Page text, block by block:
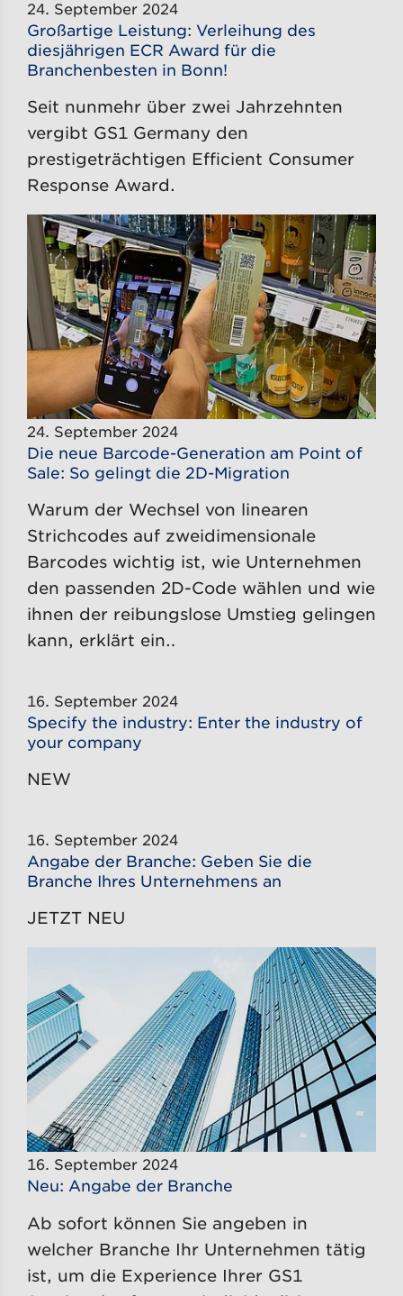
24. September 2024
Großartige Leistung: Verleihung des
diesjährigen ECR Award für die
Branchenbesten in Bonn!
Seit nunmehr über zwei Jahrzehnten
vergibt GS1 Germany den
prestigeträchtigen Efficient Consumer
Response Award.
24. September 2024
Die neue Barcode-Generation am Point of
Sale: So gelingt die 2D-Migration
Warum der Wechsel von linearen
Strichcodes auf zweidimensionale
Barcodes wichtig ist, wie Unternehmen
den passenden 2D-Code wählen und wie
ihnen der reibungslose Umstieg gelingen
kann, erklärt ein…
16. September 2024
Specify the industry: Enter the industry of
your company
NEW
16. September 2024
Angabe der Branche: Geben Sie die
Branche Ihres Unternehmens an
JETZT NEU
16. September 2024
Neu: Angabe der Branche
Ab sofort können Sie angeben in
welcher Branche Ihr Unternehmen tätig
ist, um die Experience Ihrer GS1